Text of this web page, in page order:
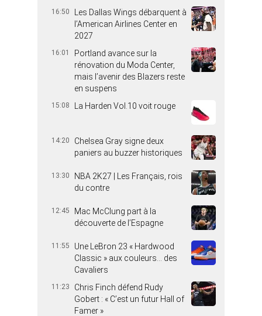
16:50
Les Dallas Wings débarquent à
l’American Airlines Center en
2027
16:01
Portland avance sur la
rénovation du Moda Center,
mais l’avenir des Blazers reste
en suspens
15:08 La Harden Vol.10 voit rouge
14:20
Chelsea Gray signe deux
paniers au buzzer historiques
13:30
NBA 2K27 | Les Français, rois
du contre
12:45
Mac McClung part à la
découverte de l’Espagne
11:55
Une LeBron 23 « Hardwood
Classic » aux couleurs… des
Cavaliers
11:23
Chris Finch défend Rudy
Gobert : « C’est un futur Hall of
Famer »